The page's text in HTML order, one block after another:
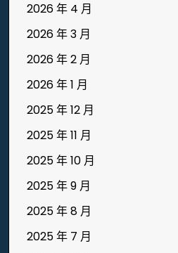
2026 年 4 月
2026 年 3 月
2026 年 2 月
2026 年 1 月
2025 年 12 月
2025 年 11 月
2025 年 10 月
2025 年 9 月
2025 年 8 月
2025 年 7 月